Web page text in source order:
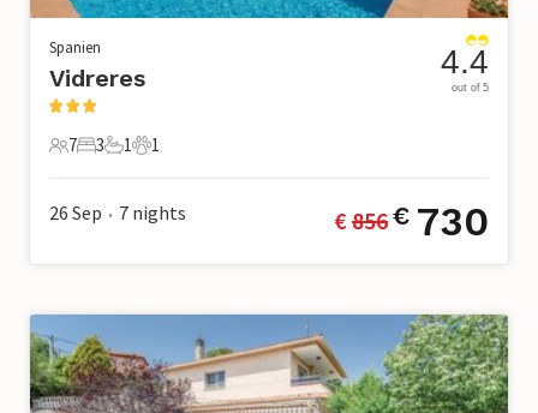
Spanien
Vidreres
7 Gäste
7
3 Schlafzimmer
3
1 Badezimmer
1
1 Haustier
1
4.4
out of 5
26 Sep • 7 nights € 856€ 730